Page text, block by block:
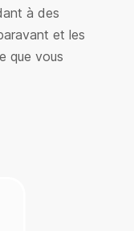
à des
et les
que vous